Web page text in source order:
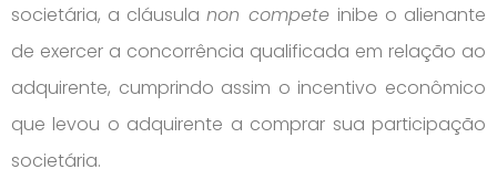
societária, a cláusulanon compete inibe o alienante
de exercer a concorrência qualificada em relação ao
adquirente, cumprindo assim o incentivo econômico
que levou o adquirente a comprar sua participação
societária.